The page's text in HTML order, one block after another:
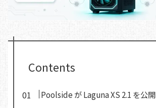
Contents
Poolside が Laguna XS 2.1 を公開